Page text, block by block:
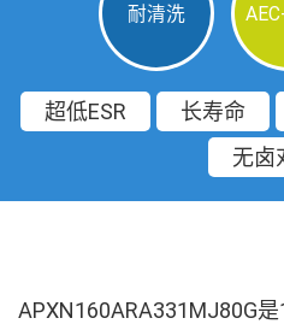
耐清洗
超低ESR 长寿命
无卤
APXN160ARA331MJ80G